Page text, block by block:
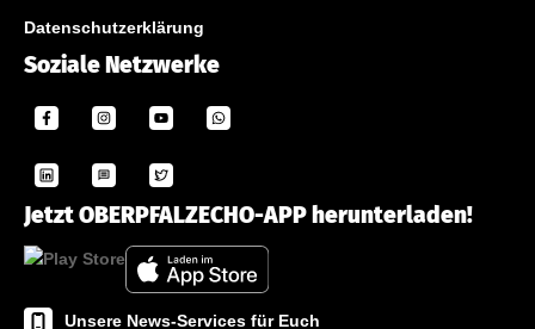
Datenschutzerklärung
Soziale Netzwerke
Jetzt OBERPFALZECHO-APP herunterladen!
Unsere News-Services für Euch